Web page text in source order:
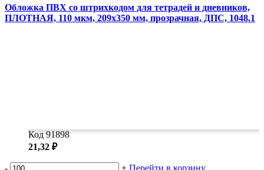
Обложка ПВХ со штрихкодом для тетрадей и дневников,
ПЛОТНАЯ, 110 мкм, 209х350 мм, прозрачная, ДПС, 1048.1
Код 91898
21,32 ₽